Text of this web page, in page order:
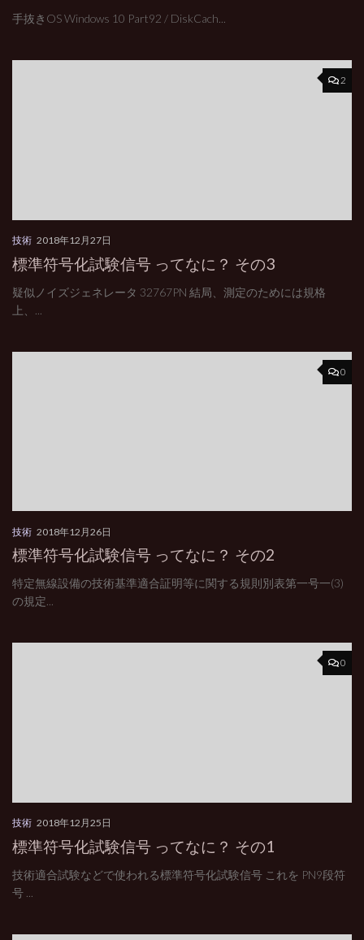
手抜きOS Windows 10 Part92 / DiskCach...
2
技術 2018年12月27日
標準符号化試験信号 ってなに？ その3
疑似ノイズジェネレータ 32767PN 結局、測定のためには規格
上、...
0
技術 2018年12月26日
標準符号化試験信号 ってなに？ その2
特定無線設備の技術基準適合証明等に関する規則別表第一号一(3)
の規定...
0
技術 2018年12月25日
標準符号化試験信号 ってなに？ その1
技術適合試験などで使われる標準符号化試験信号 これを PN9段符
号 ...